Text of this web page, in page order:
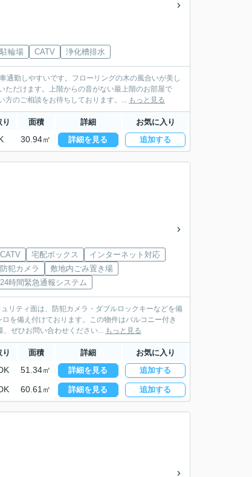
駐輪場 CATV 浄化槽排水
通勤しやすいです。フローリングの木の風合いが美し
ただけます。上階からの音がない最上階のお部屋で
方のご相談をお待ちしております。... もっと見る
り 面積 詳細 お気に入り
30.94㎡ 詳細を見る 追加する
CATV 宅配ボックス
インターネット対応
防犯カメラ
敷地内ごみ置き場
24時間緊急通報システム
リティ面は、防犯カメラ・ダブルロックキーなどを備
を備え付けております。この物件はバルコニー付き
ぜひお問い合わせください... もっと見る
り 面積 詳細 お気に入り
51.34㎡ 詳細を見る 追加する
60.61㎡ 詳細を見る 追加する